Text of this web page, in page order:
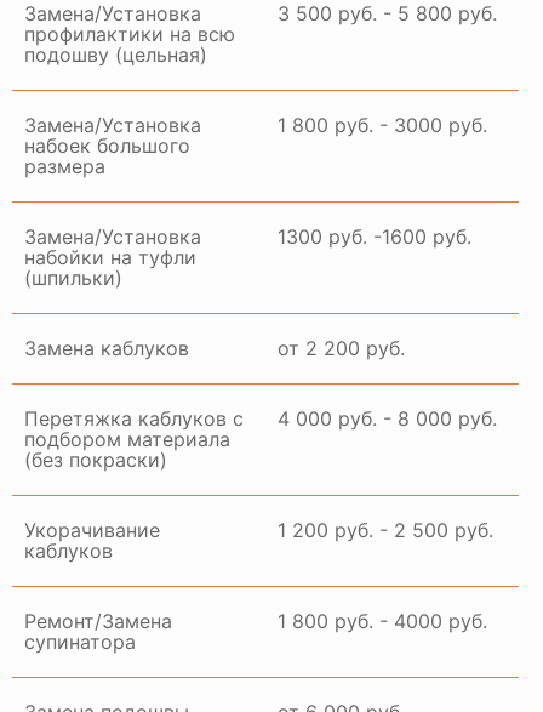
Замена/Установка
профилактики на всю
подошву (цельная)
3 500 руб. - 5 800 руб.
Замена/Установка
набоек большого
размера
1 800 руб. - 3000 руб.
Замена/Установка
набойки на туфли
(шпильки)
1300 руб. -1600 руб.
Замена каблуков от 2 200 руб.
Перетяжка каблуков с
подбором материала
(без покраски)
4 000 руб. - 8 000 руб.
Укорачивание
каблуков
1 200 руб. - 2 500 руб.
Ремонт/Замена
супинатора
1 800 руб. - 4000 руб.